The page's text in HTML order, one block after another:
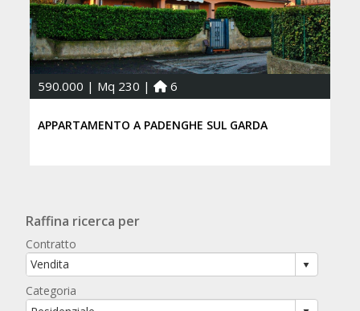
590.000 | Mq 230 | 6
APPARTAMENTO A PADENGHE SUL GARDA
Raffina ricerca per
Contratto
Categoria